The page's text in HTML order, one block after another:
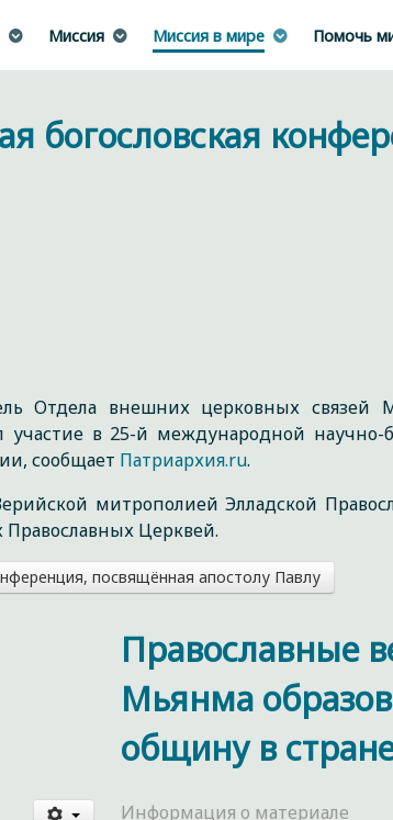
Миссия Миссия в мире Помочь
богословская
Отдела внешних церковных связей
в 25-й международной научно-
сообщает Патриархия.ru.
митрополией Элладской
Православных Церквей.
посвящённая апостолу Павлу
Православные
Мьянма
общину в
Информация о материале